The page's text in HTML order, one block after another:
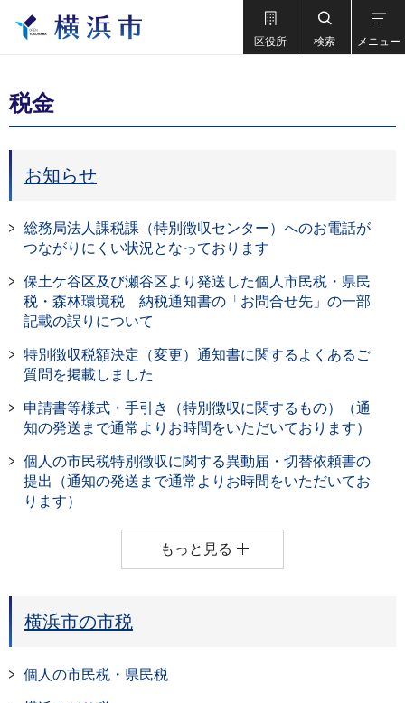
区役所 検索 メニュー
税金
お知らせ
総務局法人課税課（特別徴収センター）へのお電話が
つながりにくい状況となっております
保土ケ谷区及び瀬谷区より発送した個人市民税・県民
税・森林環境税 納税通知書の「お問合せ先」の一部
記載の誤りについて
特別徴収税額決定（変更）通知書に関するよくあるご
質問を掲載しました
申請書等様式・手引き（特別徴収に関するもの）（通
知の発送まで通常よりお時間をいただいております）
個人の市民税特別徴収に関する異動届・切替依頼書の
提出（通知の発送まで通常よりお時間をいただいてお
ります）
もっと見る
横浜市の市税
個人の市民税・県民税